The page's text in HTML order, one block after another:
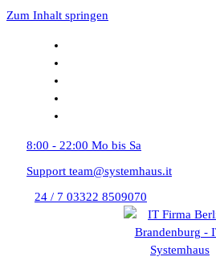
Zum Inhalt springen
8:00 - 22:00 Mo bis Sa
Support team@systemhaus.it
24 / 7 03322 8509070